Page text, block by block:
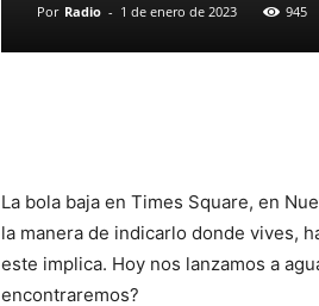
Por Radio - 1 de enero de 2023 945
La bola baja en Times Square, en
la manera de indicarlo donde vives,
este implica. Hoy nos lanzamos a
encontraremos?